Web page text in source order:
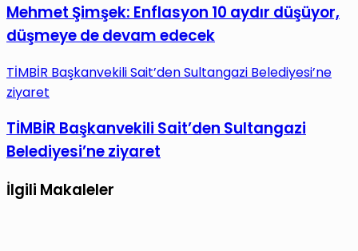
Mehmet Şimşek: Enflasyon 10 aydır düşüyor,
düşmeye de devam edecek
TİMBİR Başkanvekili Sait’den Sultangazi Belediyesi’ne
ziyaret
TİMBİR Başkanvekili Sait’den Sultangazi
Belediyesi’ne ziyaret
İlgili Makaleler